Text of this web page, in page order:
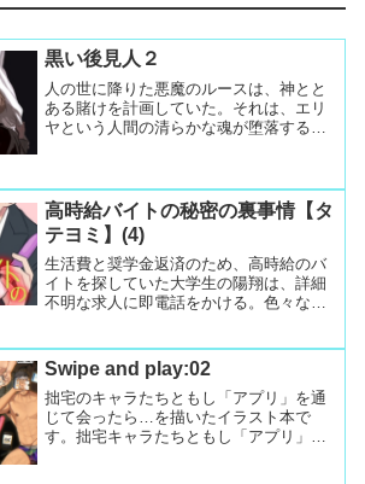
黒い後見人２
人の世に降りた悪魔のルースは、神とと
ある賭けを計画していた。それは、エリ
ヤという人間の清らかな魂が堕落するの
ルースは、賭けを断念しようとする
が・・・。「僕のことを諦めな...
高時給バイトの秘密の裏事情【タ
テヨミ】(4)
生活費と奨学金返済のため、高時給のバ
イトを探していた大学生の陽翔は、詳細
不明な求人に即電話をかける。色々な物
人用品店だった。困惑しつつも働き始め
た帰り道、彼は謎の男颯真...
Swipe and play:02
拙宅のキャラたちともし「アプリ」を通
じて会ったら…を描いたイラスト本で
す。拙宅キャラたちともし「アプリ」を